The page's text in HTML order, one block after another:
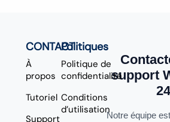
CONTACT
À
propos
Tutoriel
Support
Politiques
Politique de
confidentialité
Conditions
d’utilisation
support
Notre équipe